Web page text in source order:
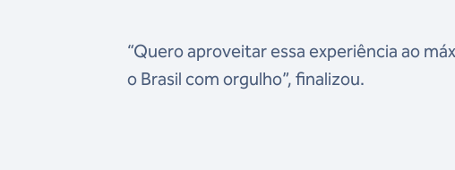
“Quero aproveitar essa experiência ao
o Brasil com orgulho”, finalizou.